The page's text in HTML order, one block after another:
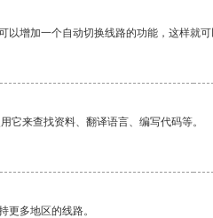
增加一个自动切换线路的功能，这样就
它来查找资料、翻译语言、编写代码等。
更多地区的线路。